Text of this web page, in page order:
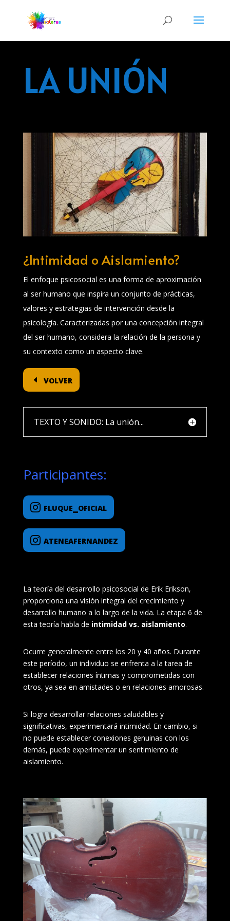
LA UNIÓN
¿Intimidad o Aislamiento?
El enfoque psicosocial es una forma de aproximación
al ser humano que inspira un conjunto de prácticas,
valores y estrategias de intervención desde la
psicología. Caracterizadas por una concepción integral
del ser humano, considera la relación de la persona y
su contexto como un aspecto clave.
volver
TEXTO Y SONIDO: La unión...
Participantes:
fluque_oficial
ateneafernandez
La teoría del desarrollo psicosocial de Erik Erikson,
proporciona una visión integral del crecimiento y
desarrollo humano a lo largo de la vida. La etapa 6 de
esta teoría habla de intimidad vs. aislamiento.
Ocurre generalmente entre los 20 y 40 años. Durante
este período, un individuo se enfrenta a la tarea de
establecer relaciones íntimas y comprometidas con
otros, ya sea en amistades o en relaciones amorosas.
Si logra desarrollar relaciones saludables y
significativas, experimentará intimidad. En cambio, si
no puede establecer conexiones genuinas con los
demás, puede experimentar un sentimiento de
aislamiento.